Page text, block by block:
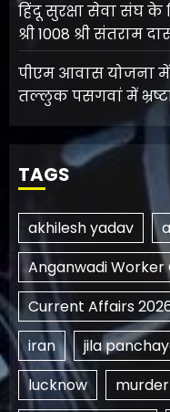
हिंदू सुरक्षा सेवा संघ के
श्री 1008 श्री संतराम
पीएम आवास योजना
तल्लुक पसगवां में
TAGS
akhilesh yadav
Anganwadi Worker
Current Affairs
iran
jila
lucknow
murder